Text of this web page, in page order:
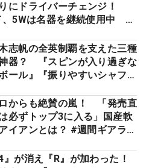
にドライバーチェンジ！
、5Wは名器を継続使用中 #
志帆の全英制覇を支えた三種
器？ 『スピンが入り過ぎな
ール』『振りやすいシャフ
#女子プロセッティング
からも絶賛の嵐！ 「発売直
必ずトップ3に入る」国産軟
イアンとは？ #週間ギアラン
4』が消え『R』が加わった！